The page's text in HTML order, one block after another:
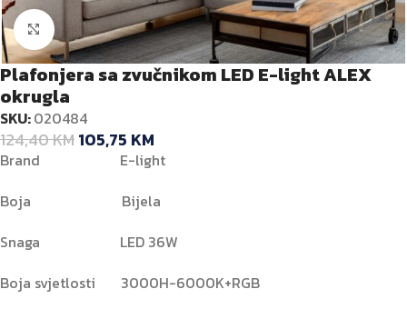
Kliknite za veću sliku
Plafonjera sa zvučnikom LED E-light ALEX
okrugla
SKU:020484
124,40KM105,75 KM
Brand E-light
Boja Bijela
Snaga LED 36W
Boja svjetlosti 3000H-6000K+RGB